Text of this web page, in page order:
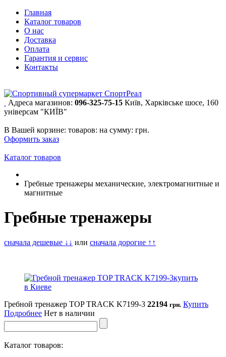
Главная
Каталог товаров
О нас
Доставка
Оплата
Гарантия и сервис
Контакты
Адреса магазинов: 096-325-75-15 Київ, Харківське шосе, 160
універсам "КИЇВ"
В Вашей корзине: товаров: на сумму: грн.
Оформить заказ
Каталог товаров
Гребные тренажеры механические, электромагнитные и
магнитные
Гребные тренажеры
сначала дешевые ↓↓ или сначала дорогие ↑↑
Гребной тренажер TOP TRACK K7199-3 22194 грн. Купить
Подробнее Нет в наличии
Каталог товаров: